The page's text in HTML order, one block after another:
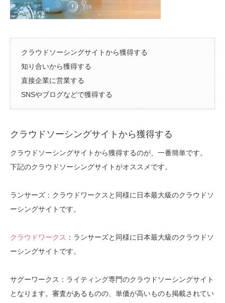
クラウドソーシングサイトから獲得する
知り合いから獲得する
直接企業に営業する
SNSやブログなどで獲得する
クラウドソーシングサイトから獲得する
クラウドソーシングサイトから獲得するのが、一番簡単です。
下記のクラウドソーシングサイトがオススメです。
ランサーズ：クラウドワークスと同様に日本最大級のクラウドソ
ーシングサイトです。
クラウドワークス ：ランサーズと同様に日本最大級のクラウドソ
ーシングサイトです。
サグーワークス：ライティング専門のクラウドソーシングサイト
となります。審査があるものの、単価が高いものも掲載されてい